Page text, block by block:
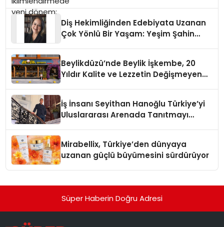
Diş Hekimliğinden Edebiyata Uzanan
Çok Yönlü Bir Yaşam: Yeşim Şahin
Beylikdüzü’nde Beylik İşkembe, 20
Yıldır Kalite ve Lezzetin Değişmeyen
İş İnsanı Seyithan Hanoğlu Türkiye’yi
Uluslararası Arenada Tanıtmayı
Mirabellix, Türkiye’den dünyaya
uzanan güçlü büyümesini sürdürüyor
Süper Haberin Doğru Adresi